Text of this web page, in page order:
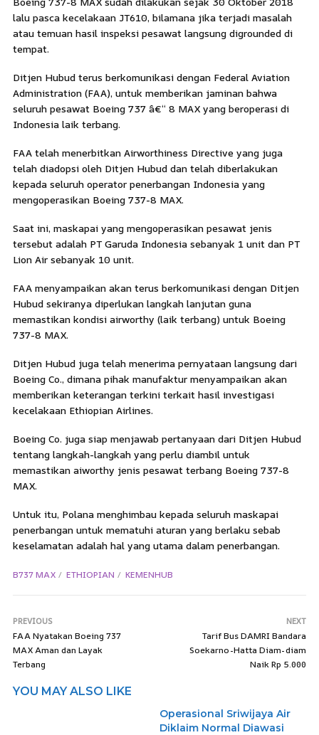
lalu pasca kecelakaan JT610, bilamana jika terjadi masalah
atau temuan hasil inspeksi pesawat langsung digrounded di
tempat.
Ditjen Hubud terus berkomunikasi dengan Federal Aviation
Administration (FAA), untuk memberikan jaminan bahwa
seluruh pesawat Boeing 737 â€“ 8 MAX yang beroperasi di
Indonesia laik terbang.
FAA telah menerbitkan Airworthiness Directive yang juga
telah diadopsi oleh Ditjen Hubud dan telah diberlakukan
kepada seluruh operator penerbangan Indonesia yang
mengoperasikan Boeing 737-8 MAX.
Saat ini, maskapai yang mengoperasikan pesawat jenis
tersebut adalah PT Garuda Indonesia sebanyak 1 unit dan PT
Lion Air sebanyak 10 unit.
FAA menyampaikan akan terus berkomunikasi dengan Ditjen
Hubud sekiranya diperlukan langkah lanjutan guna
memastikan kondisi airworthy (laik terbang) untuk Boeing
737-8 MAX.
Ditjen Hubud juga telah menerima pernyataan langsung dari
Boeing Co., dimana pihak manufaktur menyampaikan akan
memberikan keterangan terkini terkait hasil investigasi
kecelakaan Ethiopian Airlines.
Boeing Co. juga siap menjawab pertanyaan dari Ditjen Hubud
tentang langkah-langkah yang perlu diambil untuk
memastikan aiworthy jenis pesawat terbang Boeing 737-8
MAX.
Untuk itu, Polana menghimbau kepada seluruh maskapai
penerbangan untuk mematuhi aturan yang berlaku sebab
keselamatan adalah hal yang utama dalam penerbangan.
B737 MAX ETHIOPIAN KEMENHUB
PREVIOUS
FAA Nyatakan Boeing 737
MAX Aman dan Layak
Terbang
NEXT
Tarif Bus DAMRI Bandara
Soekarno-Hatta Diam-diam
Naik Rp 5.000
YOU MAY ALSO LIKE
Operasional Sriwijaya Air
Diklaim Normal Diawasi